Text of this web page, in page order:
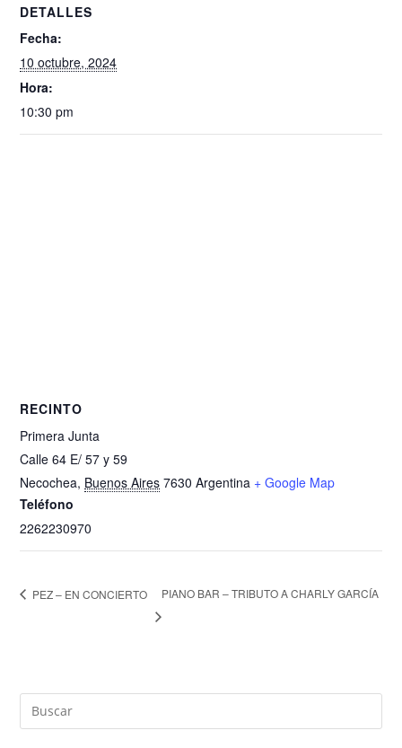
DETALLES
Fecha:
10 octubre, 2024
Hora:
10:30 pm
RECINTO
Primera Junta
Calle 64 E/ 57 y 59
Necochea, Buenos Aires 7630 Argentina + Google Map
Teléfono
2262230970
PEZ – EN CONCIERTO PIANO BAR – TRIBUTO A CHARLY GARCÍA